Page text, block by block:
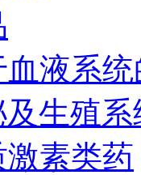
液系
生殖
素类药